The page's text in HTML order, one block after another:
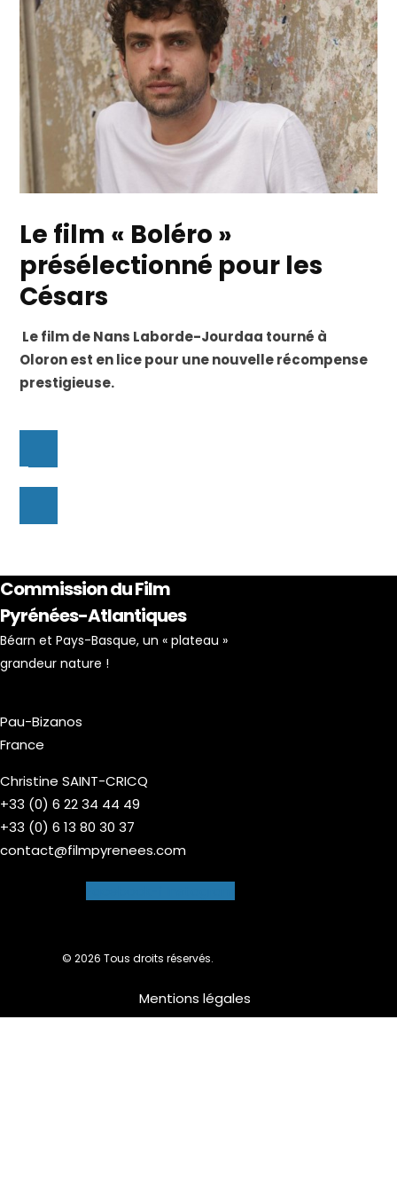
Le film « Boléro »
présélectionné pour les
Césars
Le film de Nans Laborde-Jourdaa tourné à
Oloron est en lice pour une nouvelle récompense
prestigieuse.
Commission du Film
Pyrénées-Atlantiques
Béarn et Pays-Basque, un « plateau »
grandeur nature !
Pau-Bizanos
France
Christine SAINT-CRICQ
+33 (0) 6 22 34 44 49
+33 (0) 6 13 80 30 37
contact@filmpyrenees.com
© 2026 Tous droits réservés.
Mentions légales